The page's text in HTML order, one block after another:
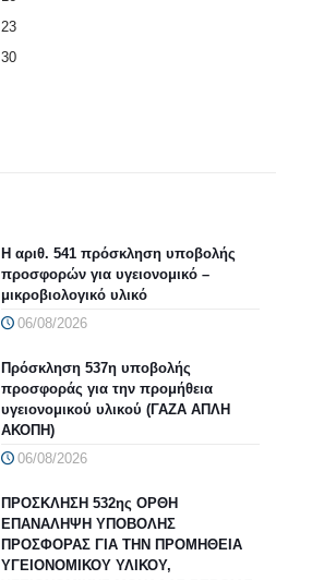
23
30
Η αριθ. 541 πρόσκληση υποβολής
προσφορών για υγειονομικό –
μικροβιολογικό υλικό
06/08/2026
Πρόσκληση 537η υποβολής
προσφοράς για την προμήθεια
υγειονομικού υλικού (ΓΑΖΑ ΑΠΛΗ
ΑΚΟΠΗ)
06/08/2026
ΠΡΟΣΚΛΗΣΗ 532ης ΟΡΘΗ
ΕΠΑΝΑΛΗΨΗ ΥΠΟΒΟΛΗΣ
ΠΡΟΣΦΟΡΑΣ ΓΙΑ ΤΗΝ ΠΡΟΜΗΘΕΙΑ
ΥΓΕΙΟΝΟΜΙΚΟΥ ΥΛΙΚΟΥ,